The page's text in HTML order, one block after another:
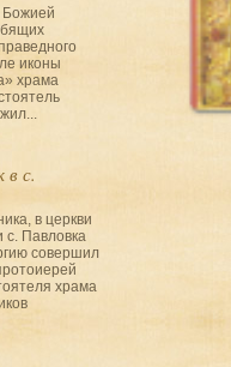
Божией
иконы
храма
в с.
в церкви
Павловка
совершил
храма